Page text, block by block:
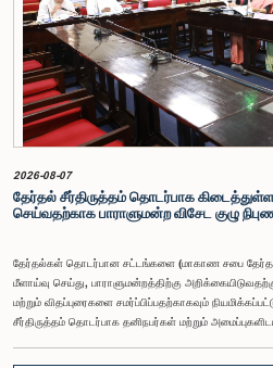
ஆணைக்குழுவே இத்தகைய சம்பளங்களை நிர்ணயித்து
ஆணைக்குழு இல்லையெனவும் அதிகாரிகள்
முன்மொழியப்பட்ட சம்பள மட்டத்தை குழு
பொறுப்புகள் மற்றும் கடமைகளின் முக்கியத்துவத்தை
உயர்ந்த மட்டத்தில் இருக்க வேண்டும் என்ற கருத்தை
முன்வைத்தனர்.அதன்படி, எதிர்காலத்தில் இச்சம்பள
தேவையான தீர்மானங்கள் எடுக்கப்பட வேண்டியதன் அவசியம்
நிரந்தரமானதும் சுயாதீனமானதுமான சம்பள மற்றும்
யோசனையையும் குழுத் தலைவர் முன்வைத்தார்.
2026-08-07
தேர்தல் சீர்திருத்தம் தொடர்பாக
செய்வதற்காக பாராளுமன்ற விசேட குழு
தேர்தல்கள் தொடர்பான சட்டங்களை (மாகாண சபை
மீளாய்வு செய்து, பாராளுமன்றத்திற்கு
மற்றும் விதப்புரைகளை சமர்ப்பிப்பதற்காகவும்
சீர்திருத்தம் தொடர்பாக தனிநபர்கள் மற்றும்